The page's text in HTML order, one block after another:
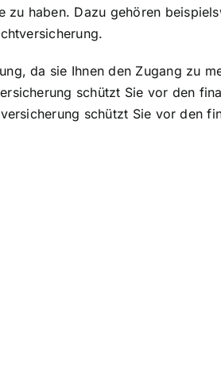
zu haben. Dazu gehören
da sie Ihnen den Zugang zu
schützt Sie vor den
schützt Sie vor den